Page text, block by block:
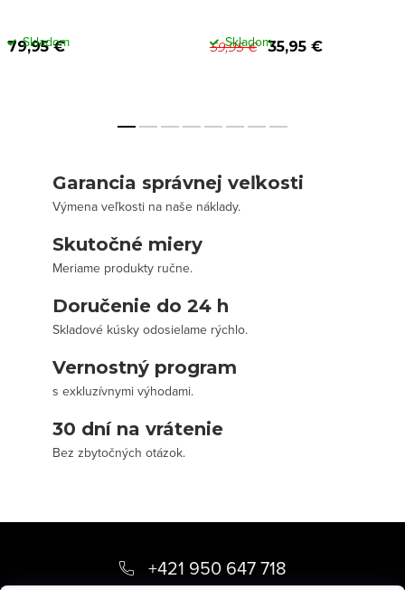
79,95 €
Skladom 59,95 € 35,95 €
Skladom
Garancia správnej veľkosti
Výmena veľkosti na naše náklady.
Skutočné miery
Meriame produkty ručne.
Doručenie do 24 h
Skladové kúsky odosielame rýchlo.
Vernostný program
s exkluzívnymi výhodami.
30 dní na vrátenie
Bez zbytočných otázok.
+421 950 647 718